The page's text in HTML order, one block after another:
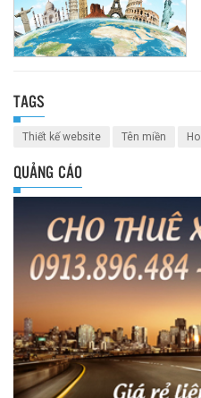
TAGS
Thiết kế website Tên miền
QUẢNG CÁO